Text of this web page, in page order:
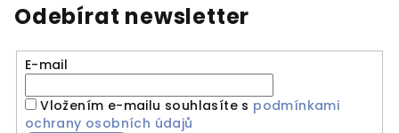
Odebírat newsletter
E-mail
Vložením e-mailu souhlasíte s podmínkami
ochrany osobních údajů